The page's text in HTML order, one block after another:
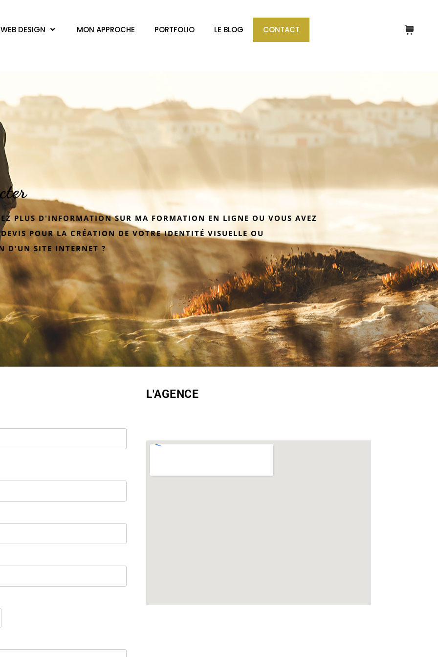
WEB DESIGN MON APPROCHE PORTFOLIO LE BLOG CONTACT
PLUS D'INFORMATION SUR MA FORMATION EN LIGNE OU VOUS AVEZ
POUR LA CRÉATION DE VOTRE IDENTITÉ VISUELLE OU
D'UN SITE INTERNET ?
L'AGENCE